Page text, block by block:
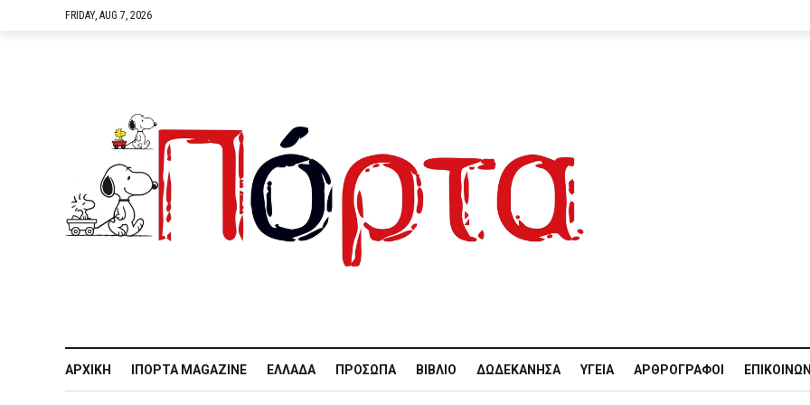
FRIDAY, AUG 7, 2026
ΑΡΧΙΚΉ IΠΌΡΤΑ MAGAZINE ΕΛΛΆΔΑ ΠΡΌΣΩΠΑ ΒΙΒΛΊΟ ΔΩΔΕΚΆΝΗΣΑ ΥΓΕΊΑ ΑΡΘΡΟΓΡΆΦΟΙ